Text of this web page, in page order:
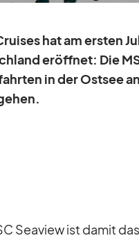
hat am ers­ten
er­öff­net: Die
in der Ost­see
Sea­view ist da­mit